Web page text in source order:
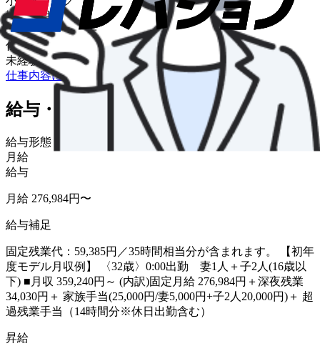
輸送品目
食品・飲料・菓子
仕事の特色
未経験OKバイク通勤OK転勤なし
仕事内容について詳しく知りたい
給与・福利厚生
給与形態
月給
給与
月給 276,984円〜
給与補足
固定残業代：59,385円／35時間相当分が含まれます。 【初年
度モデル月収例】 〈32歳〉0:00出勤 妻1人＋子2人(16歳以
下) ■月収 359,240円～ (内訳)固定月給 276,984円＋深夜残業
34,030円＋ 家族手当(25,000円/妻5,000円+子2人20,000円)＋ 超
過残業手当（14時間分※休日出勤含む）
昇給